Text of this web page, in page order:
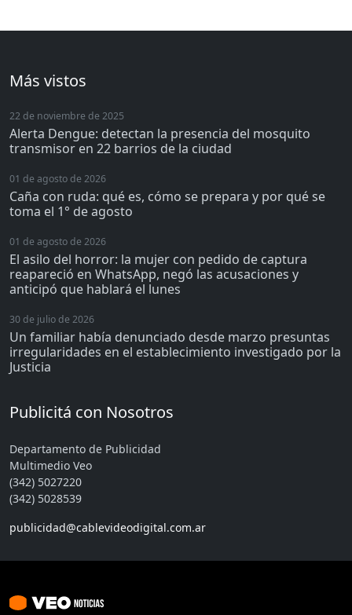
Más vistos
22 de noviembre de 2025
Alerta Dengue: detectan la presencia del mosquito
transmisor en 22 barrios de la ciudad
01 de agosto de 2026
Caña con ruda: qué es, cómo se prepara y por qué se
toma el 1° de agosto
01 de agosto de 2026
El asilo del horror: la mujer con pedido de captura
reapareció en WhatsApp, negó las acusaciones y
anticipó que hablará el lunes
30 de julio de 2026
Un familiar había denunciado desde marzo presuntas
irregularidades en el establecimiento investigado por la
Justicia
Publicitá con Nosotros
Departamento de Publicidad
Multimedio Veo
(342) 5027220
(342) 5028539
publicidad@cablevideodigital.com.ar